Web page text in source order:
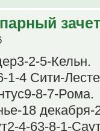
2-5-Кельн.
1-4 Сити-
8-7-Рома.
18 декабря-
4-63-8-1-